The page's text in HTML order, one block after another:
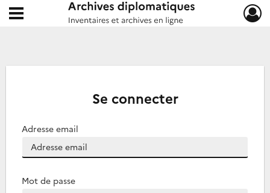
Archives diplomatiques
Ouvrir le menu déroulant
Se connecter
Adresse email
Mot de passe